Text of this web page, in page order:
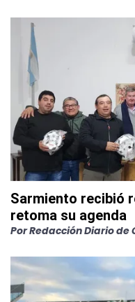
Sarmiento recibió
retoma su agenda
PorRedacción Diario de